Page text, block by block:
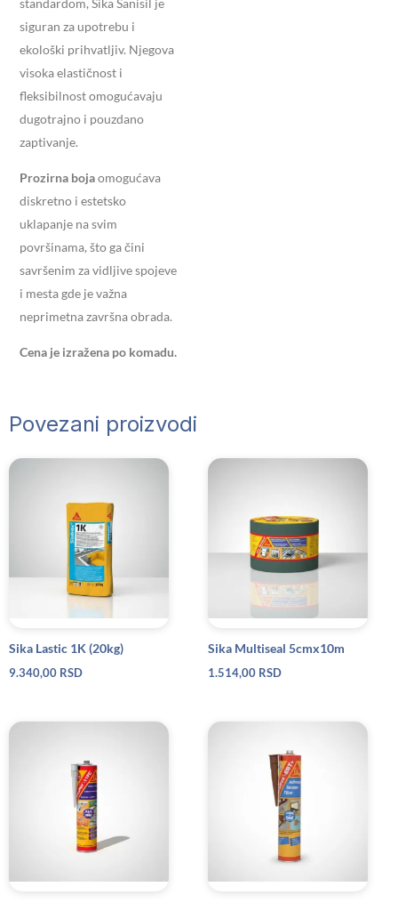
siguran za upotrebu i
ekološki prihvatljiv. Njegova
visoka elastičnost i
fleksibilnost omogućavaju
dugotrajno i pouzdano
zaptivanje.
Prozirna bojaomogućava
diskretno i estetsko
uklapanje na svim
površinama, što ga čini
savršenim za vidljive spojeve
i mesta gde je važna
neprimetna završna obrada.
Cena je izražena po komadu.
Povezani proizvodi
Sika Lastic 1K (20kg)
9.340,00 RSD
Sika Multiseal 5cmx10m
1.514,00 RSD